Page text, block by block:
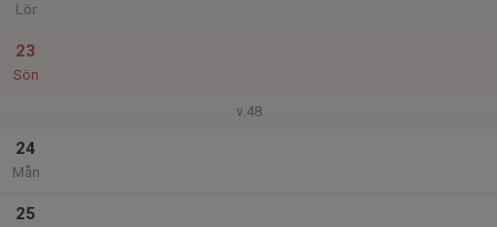
Lör
23
Sön
v.48
24
Mån
25